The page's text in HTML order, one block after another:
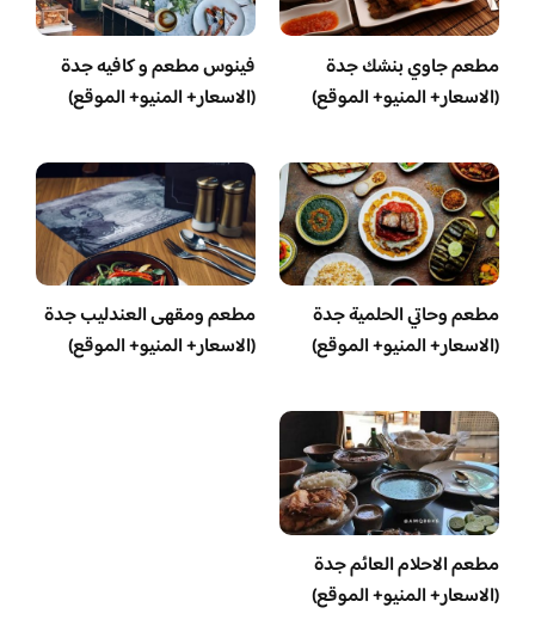
مطعم جاوي بنشك جدة
(الاسعار+ المنيو+ الموقع)
فينوس مطعم و كافيه جدة
(الاسعار+ المنيو+ الموقع)
مطعم وحاتي الحلمية جدة
(الاسعار+ المنيو+ الموقع)
مطعم ومقهى العندليب جدة
(الاسعار+ المنيو+ الموقع)
مطعم الاحلام العائم جدة
(الاسعار+ المنيو+ الموقع)